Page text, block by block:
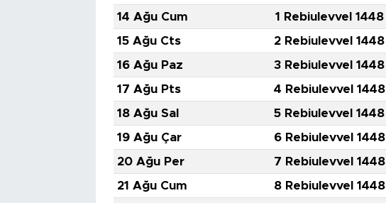
14 Ağu Cum
1 Rebiulevvel 1448
15 Ağu Cts
2 Rebiulevvel 1448
16 Ağu Paz
3 Rebiulevvel 1448
17 Ağu Pts
4 Rebiulevvel 1448
18 Ağu Sal
5 Rebiulevvel 1448
19 Ağu Çar
6 Rebiulevvel 1448
20 Ağu Per
7 Rebiulevvel 1448
21 Ağu Cum
8 Rebiulevvel 1448